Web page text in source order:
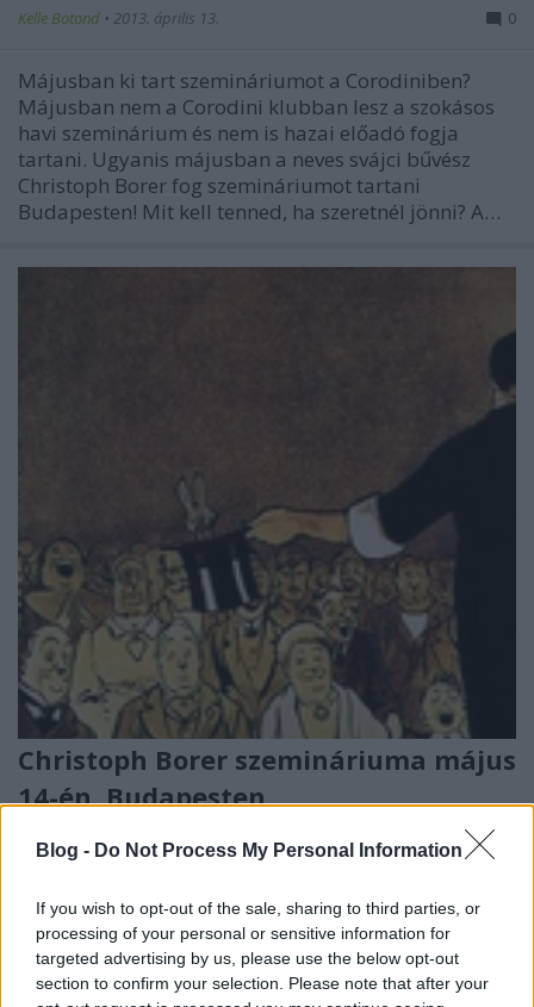
Blog - Do Not Process My Personal Information
If you wish to opt-out of the sale, sharing to third parties, or
processing of your personal or sensitive information for
targeted advertising by us, please use the below opt-out
section to confirm your selection. Please note that after your
Kelle Botond • 2013. április 13. 0
Májusban ki tart szemináriumot a Corodiniben?
Májusban nem a Corodini klubban lesz a szokásos
havi szeminárium és nem is hazai előadó fogja
tartani. Ugyanis májusban a neves svájci bűvész
Christoph Borer fog szemináriumot tartani
Budapesten! Mit kell tenned, ha szeretnél jönni? A…
Christoph Borer szemináriuma május
14-én, Budapesten
A Figaro Bűvészklub és a Corodini Országos Bűvész
Egyesület szervezésében Magyarországra látogat a
neves svájci bűvész Christoph Borer, aki többek
között a híres Get Sharky trükk kitalálója. Május 14-